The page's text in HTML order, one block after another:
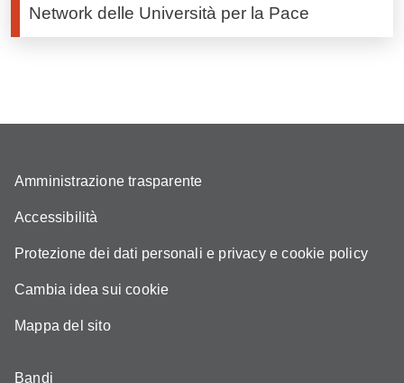
Network delle Università per la Pace
Amministrazione trasparente
Accessibilità
Protezione dei dati personali e privacy e cookie policy
Cambia idea sui cookie
Mappa del sito
Bandi